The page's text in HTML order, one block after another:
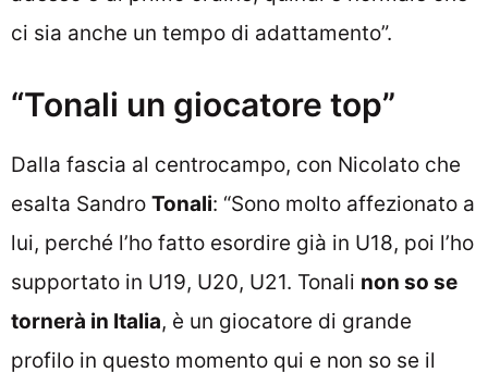
ci sia anche un tempo di adattamento”.
“Tonali un giocatore top”
Dalla fascia al centrocampo, con Nicolato che
esalta Sandro Tonali: “Sono molto affezionato a
lui, perché l’ho fatto esordire già in U18, poi l’ho
supportato in U19, U20, U21. Tonali non so se
tornerà in Italia, è un giocatore di grande
profilo in questo momento qui e non so se il